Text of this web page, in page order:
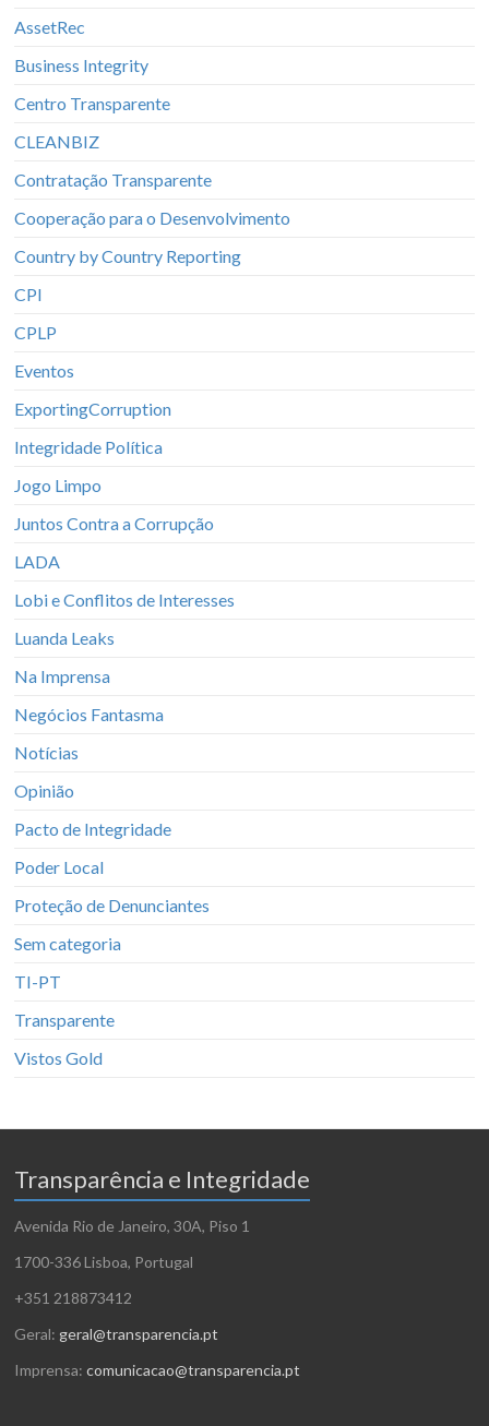
AssetRec
Business Integrity
Centro Transparente
CLEANBIZ
Contratação Transparente
Cooperação para o Desenvolvimento
Country by Country Reporting
CPI
CPLP
Eventos
ExportingCorruption
Integridade Política
Jogo Limpo
Juntos Contra a Corrupção
LADA
Lobi e Conflitos de Interesses
Luanda Leaks
Na Imprensa
Negócios Fantasma
Notícias
Opinião
Pacto de Integridade
Poder Local
Proteção de Denunciantes
Sem categoria
TI-PT
Transparente
Vistos Gold
Transparência e Integridade
Avenida Rio de Janeiro, 30A, Piso 1
1700-336 Lisboa, Portugal
+351 218873412
Geral: geral@transparencia.pt
Imprensa:comunicacao@transparencia.pt